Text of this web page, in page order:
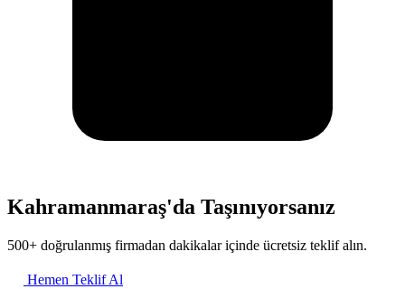
Kahramanmaraş'da Taşınıyorsanız
500+ doğrulanmış firmadan dakikalar içinde ücretsiz teklif alın.
Hemen Teklif Al